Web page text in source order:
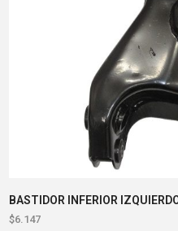
BASTIDOR INFERIOR
$6.147